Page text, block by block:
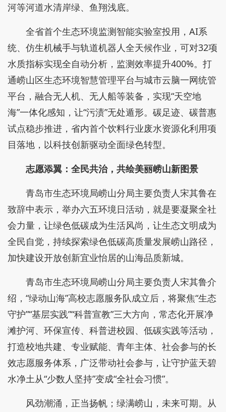
河等河道水清岸绿、鱼翔浅底。
全省首个生态环境监测智能实验室投用，AI系
统、仿生机械手与轨道机器人全天候作业，可对32项
水质指标实现全自动分析，监测效率提升400%。打
通崂山区生态环境智慧管理平台与城市云脑一网统管
平台，融合无人机、无人船等装备，实现“天空地
海”一体化感知，让“污渍”无处遁形。碳足迹、碳普惠
试点稳步推进，省内首个饮料行业废水资源化利用项
目落地，以科技创新驱动全面绿色转型。
志愿添翼：全民共治，共绘美丽崂山新图景
青岛市生态环境局崂山分局主要负责人宋其鲁在
致辞中表示，举办六五环境日活动，就是要凝聚全社
会力量，让绿色低碳成为生活风尚，让生态文明成为
全民自觉，持续探索绿色低碳高质量发展崂山路径，
加快建设开放创新宜业怡居的山海品质新城。
青岛市生态环境局崂山分局主要负责人宋其鲁介
绍，“绿动山海”高校志愿服务队成立后，将聚焦“生态
守护”“基层实践”“科普宣教”三大方向，常态化开展净
滩护河、环保宣传、科普进校园、低碳实践等活动，
打造校地共建、专业赋能、青年主体、社会参与的长
效志愿服务体系，广泛带动社会参与，让守护蓝天碧
水净土从“少数人坚持”变成“全社会习惯”。
风劲潮涌，正当扬帆；绿满崂山，未来可期。从